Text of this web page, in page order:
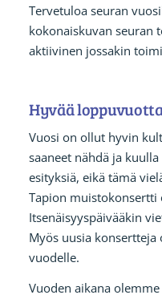
Tervetuloa seuran
kokonaiskuvan seuran
aktiivinen jossakin
Hyvää
Vuosi on ollut hyvin
saaneet nähdä ja
esityksiä, eikä tämä
Tapion muistokonsertti
Itsenäisyyspäivääkin
Myös uusia
vuodelle.
Vuoden aikana